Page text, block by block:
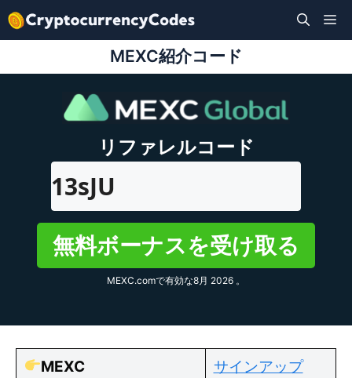
コ
ン
ン
MEXC紹介コード
リファレルコード
13sJU
無料ボーナスを受け取る
MEXC.comで有効な8月 2026 。
MEXC サインアップ